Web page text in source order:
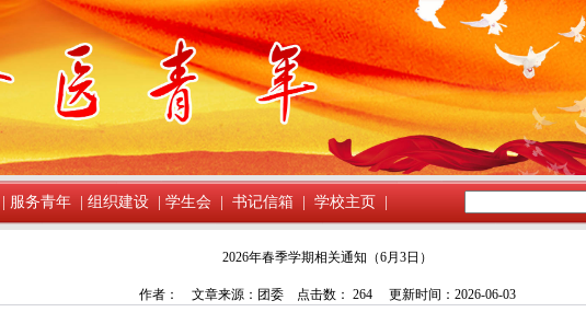
服务青年 组织建设 学生会 书记信箱 学校主页
2026年春季学期相关通知（6月3日）
作者： 文章来源：团委 点击数： 264 更新时间：2026-06-03